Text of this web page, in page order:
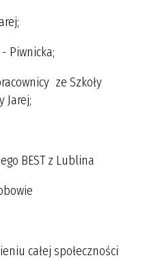
Piwnicka;
ze Szkoły
Jarej;
BEST z Lublina
całej społeczności